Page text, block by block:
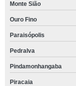
Monte Sião
Ouro Fino
Paraisópolis
Pedralva
Pindamonhangaba
Piracaia